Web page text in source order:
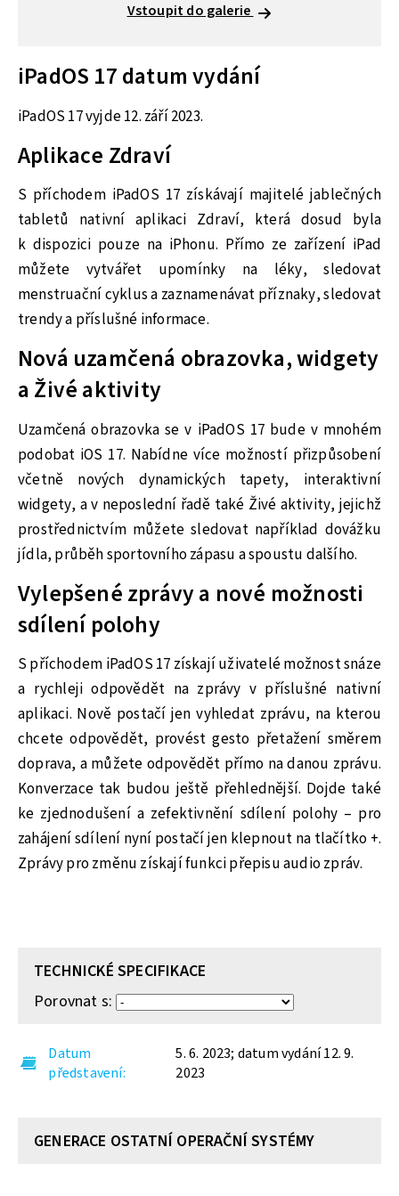
Vstoupit do galerie
iPadOS 17 datum vydání
iPadOS 17 vyjde 12. září 2023.
Aplikace Zdraví
S příchodem iPadOS 17 získávají majitelé jablečných
tabletů nativní aplikaci Zdraví, která dosud byla
k dispozici pouze na iPhonu. Přímo ze zařízení iPad
můžete vytvářet upomínky na léky, sledovat
menstruační cyklus a zaznamenávat příznaky, sledovat
trendy a příslušné informace.
Nová uzamčená obrazovka, widgety
a Živé aktivity
Uzamčená obrazovka se v iPadOS 17 bude v mnohém
podobat iOS 17. Nabídne více možností přizpůsobení
včetně nových dynamických tapety, interaktivní
widgety, a v neposlední řadě také Živé aktivity, jejichž
prostřednictvím můžete sledovat například dovážku
jídla, průběh sportovního zápasu a spoustu dalšího.
Vylepšené zprávy a nové možnosti
sdílení polohy
S příchodem iPadOS 17 získají uživatelé možnost snáze
a rychleji odpovědět na zprávy v příslušné nativní
aplikaci. Nově postačí jen vyhledat zprávu, na kterou
chcete odpovědět, provést gesto přetažení směrem
doprava, a můžete odpovědět přímo na danou zprávu.
Konverzace tak budou ještě přehlednější. Dojde také
ke zjednodušení a zefektivnění sdílení polohy – pro
zahájení sdílení nyní postačí jen klepnout na tlačítko +.
Zprávy pro změnu získají funkci přepisu audio zpráv.
TECHNICKÉ SPECIFIKACE
Porovnat s:
Datum
představení
5. 6. 2023; datum vydání 12. 9.
2023
GENERACE OSTATNÍ OPERAČNÍ SYSTÉMY